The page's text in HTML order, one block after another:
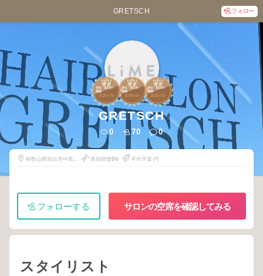
GRETSCH フォロー
2
岩出・紀の川・
海南
2026年 7月
2
岩出・紀の川・
海南
2026年 6月
2
岩出・紀の川・
海南
2026年 5月
GRETSCH
0 70 0
和歌山県岩出市中島
美容師歴0年 平均予算-円
フォローする サロンの空席を確認してみる
スタイリスト